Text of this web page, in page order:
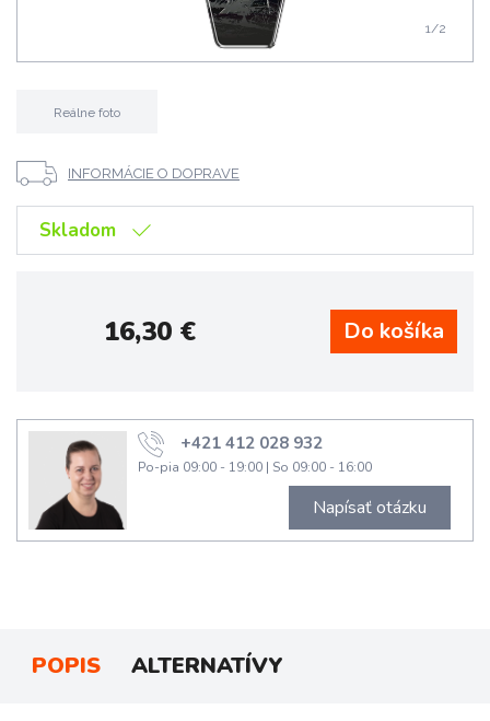
1/2
Reálne foto
INFORMÁCIE O DOPRAVE
Skladom
16,30€
+421 412 028 932
Po-pia 09:00 - 19:00 | So 09:00 - 16:00
Napísať otázku
POPIS ALTERNATÍVY